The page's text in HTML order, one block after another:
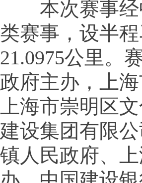
本次赛事经
类赛事，设半
21.0975公里。
政府主办，上
上海市崇明区
建设集团有限
镇人民政府、